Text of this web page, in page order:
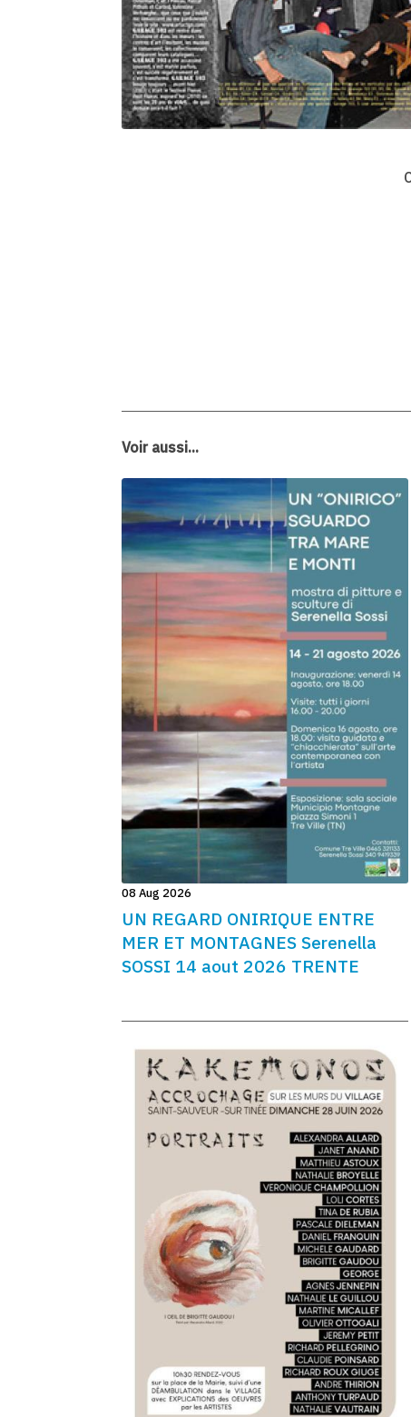
Voir aussi...
08 Aug 2026
UN REGARD ONIRIQUE ENTRE
MER ET MONTAGNES Serenella
SOSSI 14 aout 2026 TRENTE